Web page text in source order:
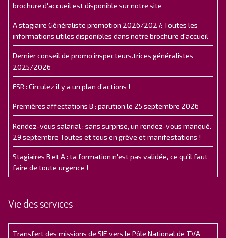
brochure d'accueil est disponible sur notre site
A stagiaire Généraliste promotion 2026/2027: Toutes les
informations utiles disponibles dans notre brochure d'accueil
Dernier conseil de promo inspecteurs.trices généralistes
2025/2026
FSR : Circulez il y a un plan d’actions !
Premières affectations B : parution le 25 septembre 2026
Rendez-vous salarial : sans surprise, un rendez-vous manqué.
29 septembre Toutes et tous en grève et manifestations !
Stagiaires B et A : ta formation n'est pas validée, ce qu'il faut
faire de toute urgence !
Vie des services
Transfert des missions de SIE vers le Pôle National de TVA